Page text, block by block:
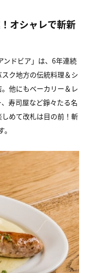
オシャレで斬新
ンドビア」は、6年連続
ク地方の伝統料理＆シ
他にもベーカリー＆レ
寿司屋など錚々たる名
めて改札は目の前！斬